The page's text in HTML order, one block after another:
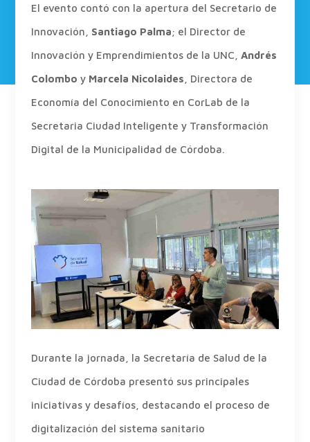
El evento contó con la apertura del Secretario de
Innovación, Santiago Palma; el Director de
Innovación y Emprendimientos de la UNC, Andrés
Colombo y Marcela Nicolaides, Directora de
Economía del Conocimiento en CorLab de la
Secretaria Ciudad Inteligente y Transformación
Digital de la Municipalidad de Córdoba.
Durante la jornada, la Secretaría de Salud de la
Ciudad de Córdoba presentó sus principales
iniciativas y desafíos, destacando el proceso de
digitalización del sistema sanitario